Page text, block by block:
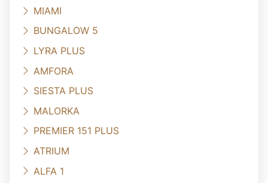
MIAMI
BUNGALOW 5
LYRA PLUS
AMFORA
SIESTA PLUS
MALORKA
PREMIER 151 PLUS
ATRIUM
ALFA 1